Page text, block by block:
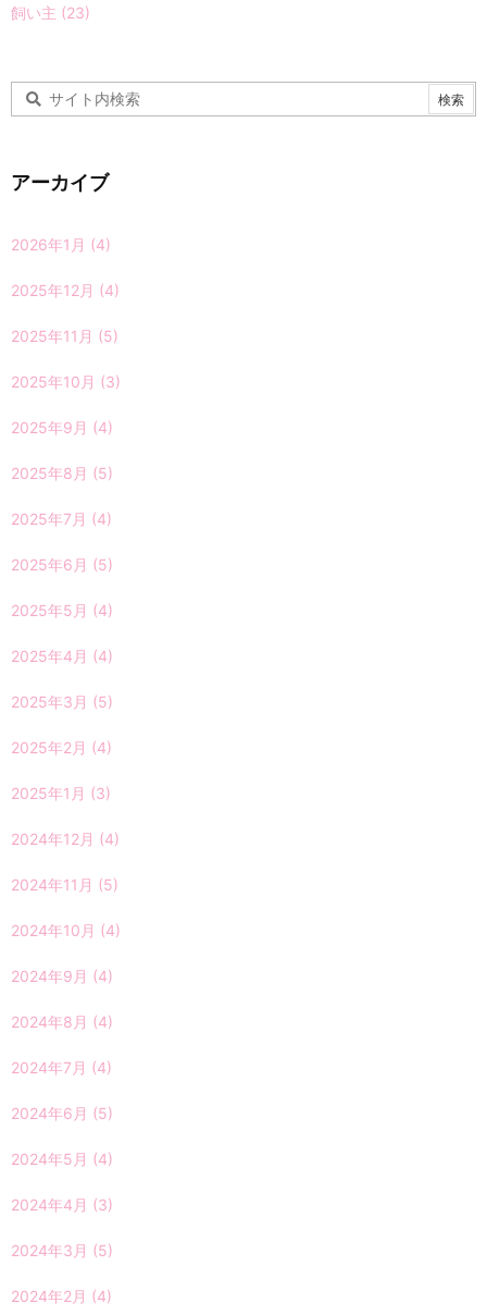
飼い主 (23)
アーカイブ
2026年1月 (4)
2025年12月 (4)
2025年11月 (5)
2025年10月 (3)
2025年9月 (4)
2025年8月 (5)
2025年7月 (4)
2025年6月 (5)
2025年5月 (4)
2025年4月 (4)
2025年3月 (5)
2025年2月 (4)
2025年1月 (3)
2024年12月 (4)
2024年11月 (5)
2024年10月 (4)
2024年9月 (4)
2024年8月 (4)
2024年7月 (4)
2024年6月 (5)
2024年5月 (4)
2024年4月 (3)
2024年3月 (5)
2024年2月 (4)